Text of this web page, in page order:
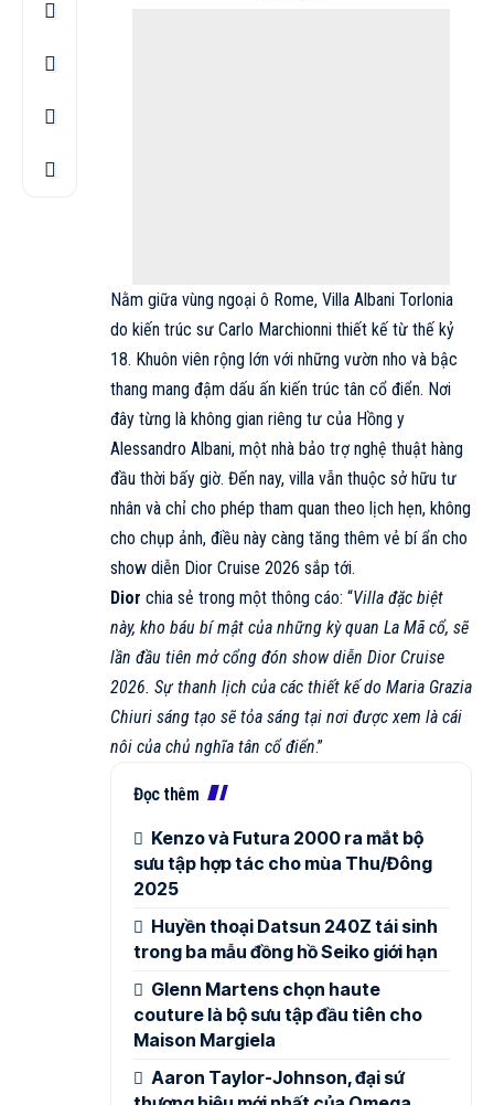
Nằm giữa vùng ngoại ô Rome, Villa Albani Torlonia
do kiến trúc sư Carlo Marchionni thiết kế từ thế kỷ
18. Khuôn viên rộng lớn với những vườn nho và bậc
thang mang đậm dấu ấn kiến trúc tân cổ điển. Nơi
đây từng là không gian riêng tư của Hồng y
Alessandro Albani, một nhà bảo trợ nghệ thuật hàng
đầu thời bấy giờ. Đến nay, villa vẫn thuộc sở hữu tư
nhân và chỉ cho phép tham quan theo lịch hẹn, không
cho chụp ảnh, điều này càng tăng thêm vẻ bí ẩn cho
show diễn Dior Cruise 2026 sắp tới.
Dior chia sẻ trong một thông cáo: “Villa đặc biệt
này, kho báu bí mật của những kỳ quan La Mã cổ, sẽ
lần đầu tiên mở cổng đón show diễn Dior Cruise
2026. Sự thanh lịch của các thiết kế do Maria Grazia
Chiuri sáng tạo sẽ tỏa sáng tại nơi được xem là cái
nôi của chủ nghĩa tân cổ điển.”
Đọc thêm
Kenzo và Futura 2000 ra mắt bộ
sưu tập hợp tác cho mùa Thu/Đông
2025
Huyền thoại Datsun 240Z tái sinh
trong ba mẫu đồng hồ Seiko giới hạn
Glenn Martens chọn haute
couture là bộ sưu tập đầu tiên cho
Maison Margiela
Aaron Taylor-Johnson, đại sứ